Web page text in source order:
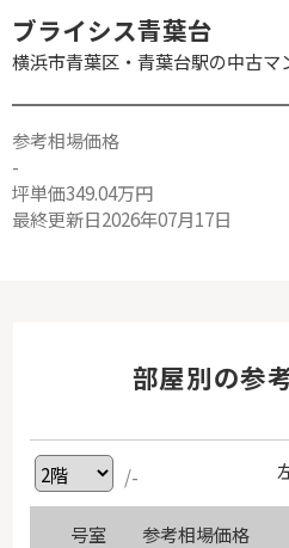
ブライシス青葉台
横浜市青葉区・青葉台駅の中古マ
参考相場価格
-
坪単価349.04万円
最終更新日2026年07月17日
部屋別の参
/-
号室 参考相場価格